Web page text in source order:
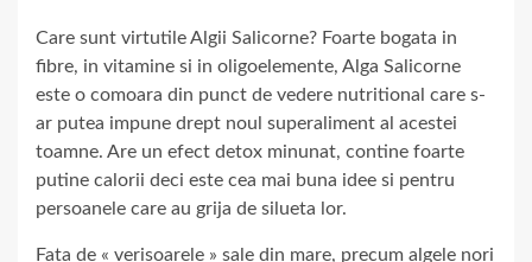
Care sunt virtutile Algii Salicorne? Foarte bogata in
fibre, in vitamine si in oligoelemente, Alga Salicorne
este o comoara din punct de vedere nutritional care s-
ar putea impune drept noul superaliment al acestei
toamne. Are un efect detox minunat, contine foarte
putine calorii deci este cea mai buna idee si pentru
persoanele care au grija de silueta lor.
Fata de « verisoarele » sale din mare, precum algele nori